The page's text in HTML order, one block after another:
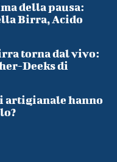
della pausa:
Birra, Acido
torna dal vivo:
Deeks di
artigianale hanno